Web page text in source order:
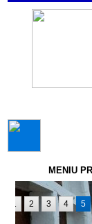
MENIU
1 2 3 4 5